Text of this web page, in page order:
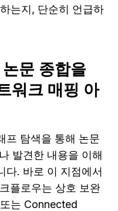
는지, 단순히 언급하
문 종합을
워크 매핑 아
프 탐색을 통해 논문
발견한 내용을 이해
다. 바로 이 지점에서
플로우는 상호 보완
는 Connected